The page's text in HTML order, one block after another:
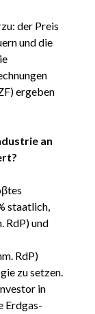
der Preis
und die
ergeben
an
staatlich,
RdP) und
RdP)
zu setzen.
in
Erdgas-